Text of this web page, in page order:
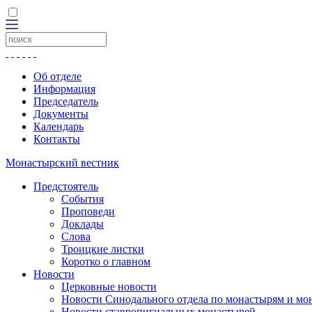
Об отделе
Информация
Председатель
Документы
Календарь
Контакты
Монастырский вестник
Предстоятель
События
Проповеди
Доклады
Слова
Троицкие листки
Коротко о главном
Новости
Церковные новости
Новости Синодального отдела по монастырям и